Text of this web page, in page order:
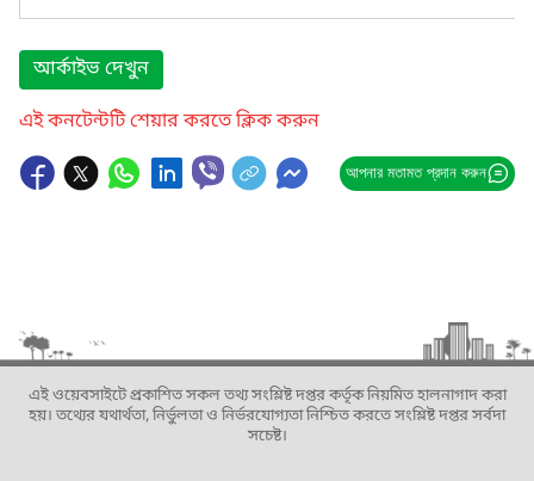
আর্কাইভ দেখুন
এই কনটেন্টটি শেয়ার করতে ক্লিক করুন
আপনার মতামত প্রদান করুন
এই ওয়েবসাইটে প্রকাশিত সকল তথ্য সংশ্লিষ্ট দপ্তর কর্তৃক নিয়মিত হালনাগাদ করা
হয়। তথ্যের যথার্থতা, নির্ভুলতা ও নির্ভরযোগ্যতা নিশ্চিত করতে সংশ্লিষ্ট দপ্তর সর্বদা
সচেষ্ট।